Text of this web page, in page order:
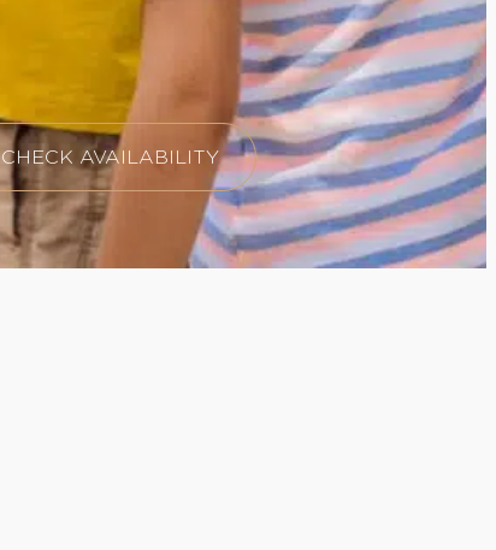
CHECK AVAILABILITY